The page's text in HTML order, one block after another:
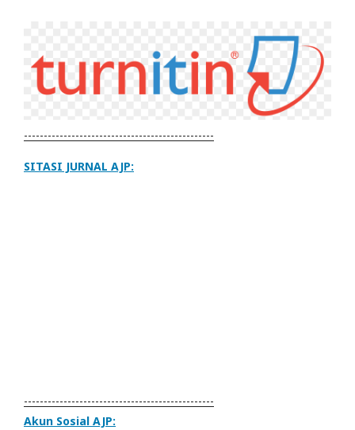
------------------------------------------------
SITASI JURNAL AJP:
------------------------------------------------
Akun Sosial AJP: